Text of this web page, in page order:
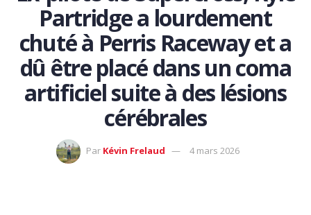
Partridge a lourdement
chuté à Perris Raceway et a
dû être placé dans un coma
artificiel suite à des lésions
cérébrales
Par Kévin Frelaud 4 mars 2026